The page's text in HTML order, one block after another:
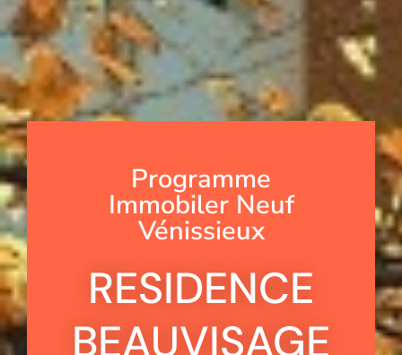
Programme
Immobiler Neuf
Vénissieux
RESIDENCE
BEAUVISAGE